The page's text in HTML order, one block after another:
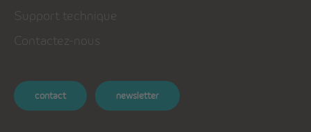
Support technique
Contactez-nous
contact newsletter